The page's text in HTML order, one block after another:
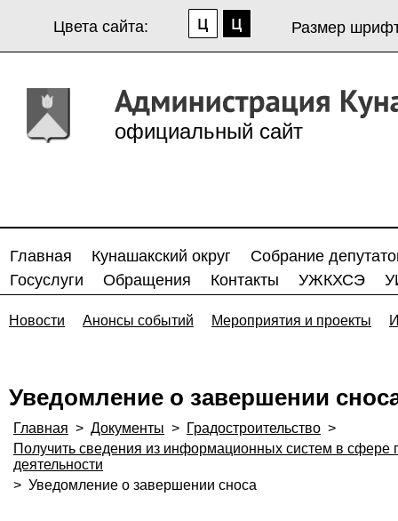
Цвета сайта: Размер
официальный сайт
Главная Кунашакский округ
Собрание
Госуслуги
Обращения Контакты УЖКХСЭ
Новости Анонсы событий Мероприятия и проекты
Уведомление о завершении
Главная > Документы > Градостроительство >
Получить сведения из информационных систем в сфере
деятельности
> Уведомление о завершении сноса